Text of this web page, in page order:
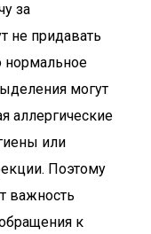
за
не придавать
нормальное
могут
аллергические
или
Поэтому
важность
к